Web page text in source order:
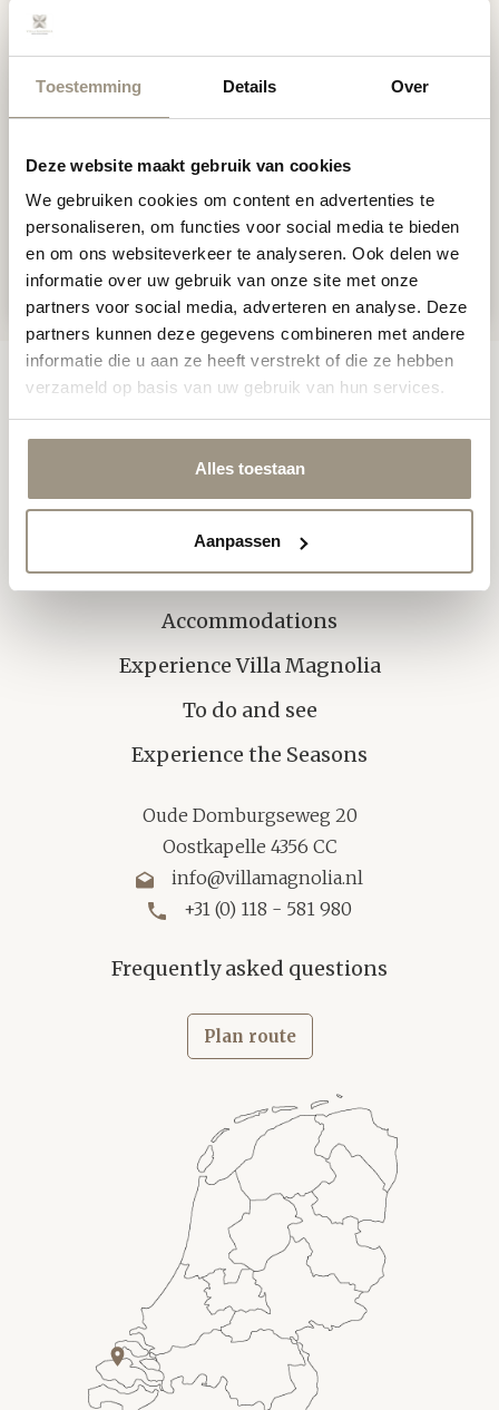
Toestemming Details Over
Deze website maakt gebruik van cookies
We gebruiken cookies om content en advertenties te
personaliseren, om functies voor social media te bieden
en om ons websiteverkeer te analyseren. Ook delen we
informatie over uw gebruik van onze site met onze
partners voor social media, adverteren en analyse. Deze
partners kunnen deze gegevens combineren met andere
informatie die u aan ze heeft verstrekt of die ze hebben
verzameld op basis van uw gebruik van hun services.
Alles toestaan
Aanpassen
Our team is ready to answer all your
questions and help you make your stay
as pleasant and carefree as possible.
info@villamagnolia.nl
+31 (0) 118 - 581 980
Follow us on social media:
Our Story
Accommodations
Experience Villa Magnolia
To do and see
Experience the Seasons
Oude Domburgseweg 20
Oostkapelle 4356 CC
info@villamagnolia.nl
+31 (0) 118 - 581 980
Frequently asked questions
Plan route